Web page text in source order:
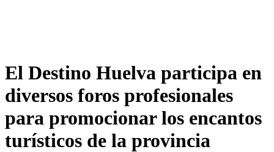
El Destino Huelva participa en
diversos foros profesionales
para promocionar los encantos
turísticos de la provincia